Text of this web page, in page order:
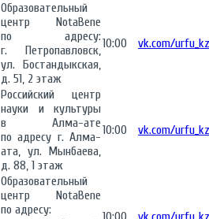
Образовательный
центр NotaBene
по адресу:
г. Петропавловск,
ул. Бостандыкская,
д. 51, 2 этаж
10:00 vk.com/urfu_kz
Российский центр
науки и культуры
в Алма-ате
по адресу г. Алма-
ата, ул. Мынбаева,
д. 88, 1 этаж
10:00 vk.com/urfu_kz
Образовательный
центр NotaBene
по адресу: